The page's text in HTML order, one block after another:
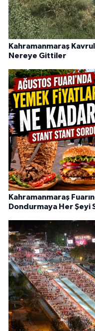
Kahramanmaraş
Nereye Gittiler
Kahramanmaraş
Dondurmaya Her Şeyi